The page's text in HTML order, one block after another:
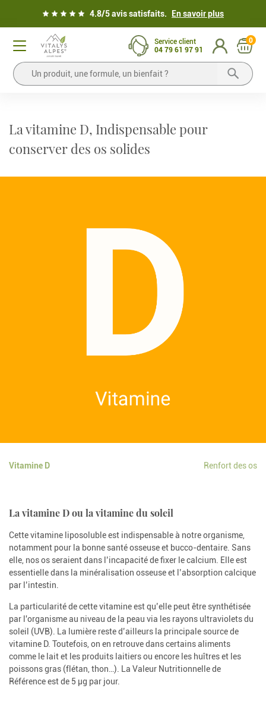
4.8/5 avis satisfaits. En savoir plus
Service client
04 79 61 97 91
0
La vitamine D, Indispensable pour
conserver des os solides
Vitamine D Renfort des os
La vitamine D ou la vitamine du soleil
Cette vitamine liposoluble est indispensable à notre organisme,
notamment pour la bonne santé osseuse et bucco-dentaire. Sans
elle, nos os seraient dans l’incapacité de fixer le calcium. Elle est
essentielle dans la minéralisation osseuse et l’absorption calcique
par l’intestin.
La particularité de cette vitamine est qu’elle peut être synthétisée
par l'organisme au niveau de la peau via les rayons ultraviolets du
soleil (UVB). La lumière reste d’ailleurs la principale source de
vitamine D. Toutefois, on en retrouve dans certains aliments
comme le lait et les produits laitiers ou encore les huîtres et les
poissons gras (flétan, thon…). La Valeur Nutritionnelle de
Référence est de 5 µg par jour.